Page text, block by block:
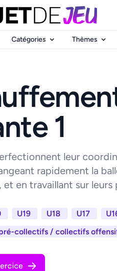
Catégories Thèmes
1
leur
rapidement la
en travaillant sur leurs
U19 U18 U17
collectifs / collectifs